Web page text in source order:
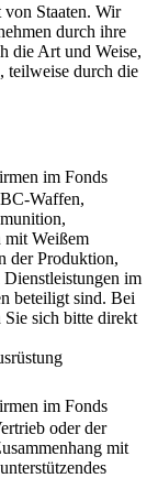
Staaten. Wir
durch ihre
die Art und Weise,
teilweise durch die
im Fonds
Waffen,
Weißem
der Produktion,
im
beteiligt sind. Bei
Sie sich bitte direkt
im Fonds
oder der
mit